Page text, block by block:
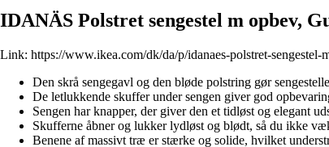
IDANÄS Polstret sengestel m opbev,
Link: https://www.ikea.com/dk/da/p/idanaes-polstret-
Den skrå sengegavl og den bløde polstring gør
De letlukkende skuffer under sengen giver god
Sengen har knapper, der giver den et tidløst og elegant
Skufferne åbner og lukker lydløst og blødt, så du ikke
Benene af massivt træ er stærke og solide, hvilket